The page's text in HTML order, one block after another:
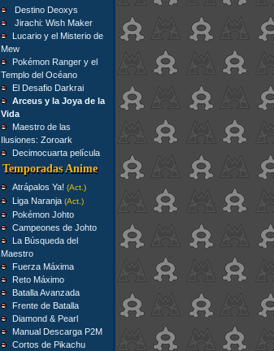
Destino Deoxys
Jirachi: Wish Maker
Lucario y el Misterio de
Mew
Pokémon Ranger y el
Templo del Océano
El Desafio Darkrai
Arceus y la Joya de la
Vida
Maestro de las
Ilusiones: Zoroark
Decimocuarta película
Temporadas Anime
Atrápalos Ya! (Act.)
Liga Naranja (Act.)
Pokémon Johto
Campeones de Johto
La Búsqueda del
Maestro
Fuerza Máxima
Reto Máximo
Batalla Avanzada
Frente de Batalla
Diamond & Pearl
Manual Descarga P2M
Cortos de Pikachu